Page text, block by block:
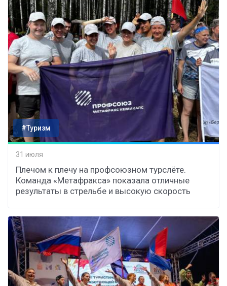
#Туризм
31 июля
Плечом к плечу на профсоюзном турслёте.
Команда «Метафракса» показала отличные
результаты в стрельбе и высокую скорость